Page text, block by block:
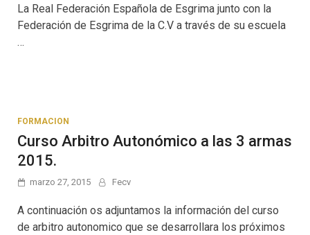
La Real Federación Española de Esgrima junto con la
Federación de Esgrima de la C.V a través de su escuela
…
FORMACION
Curso Arbitro Autonómico a las 3 armas
2015.
marzo 27, 2015 Fecv
A continuación os adjuntamos la información del curso
de arbitro autonomico que se desarrollara los próximos